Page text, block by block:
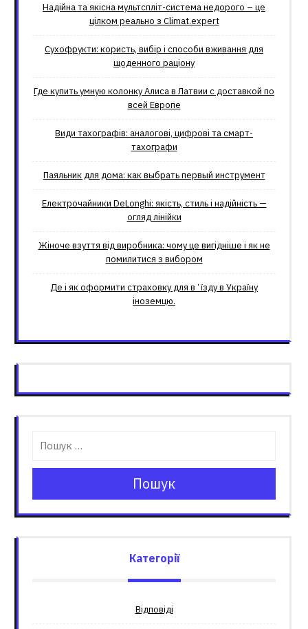
Надійна та якісна мультспліт-система недорого – це
цілком реально з Climat.еxpert
Сухофрукти: користь, вибір і способи вживання для
щоденного раціону
Где купить умную колонку Алиса в Латвии с доставкой по
всей Европе
Види тахографів: аналогові, цифрові та смарт-
тахографи
Паяльник для дома: как выбрать первый инструмент
Електрочайники DeLonghi: якість, стиль і надійність —
огляд лінійки
Жіноче взуття від виробника: чому це вигідніше і як не
помилитися з вибором
Де і як оформити страховку для вʼїзду в Україну
іноземцю.
Пошук
Категорії
Відповіді